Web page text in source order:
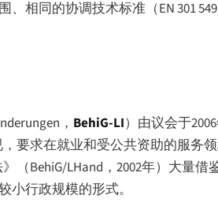
相同的协调技术标准（EN 301
， BehiG-LI）由议会于
要求在就业和受公共资助的服务
（BehiG/LHand，2002年）大量
行政规模的形式。